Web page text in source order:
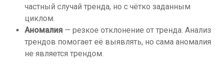
частный случай тренда, но с чётко заданным
циклом.
Аномалия — резкое отклонение от тренда. Анализ
трендов помогает её выявлять, но сама аномалия
не является трендом.